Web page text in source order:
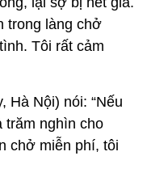
trong làng chở
Tôi rất cảm
Hà Nội) nói: “Nếu
trăm nghìn cho
chở miễn phí, tôi